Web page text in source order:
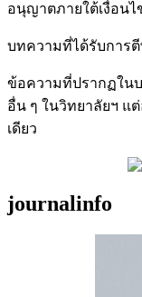
อนุญาตภายใต้เงื่อนไ
บทความที่ได้รับการ
ข้อความที่ปรากฏใน
อื่น ๆ ในวิทยาลัยฯ แ
เดียว
journalinfo